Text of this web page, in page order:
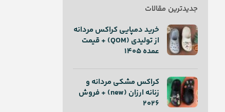
جدیدترین مقالات
خرید دمپایی کراکس مردانه
از تولیدی (QOM) + قیمت
عمده 1405
کراکس مشکی مردانه و
زنانه ارزان (new) + فروش
2026